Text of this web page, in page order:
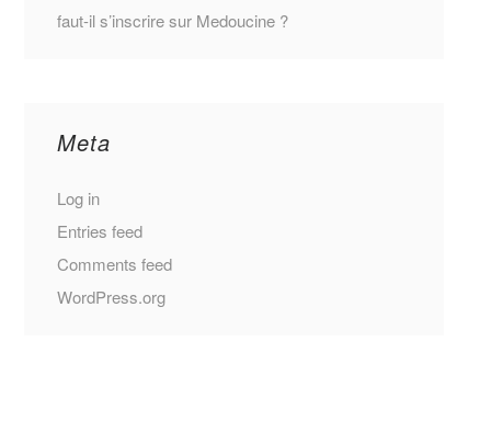
faut-il s’inscrire sur Medoucine ?
Meta
Log in
Entries feed
Comments feed
WordPress.org